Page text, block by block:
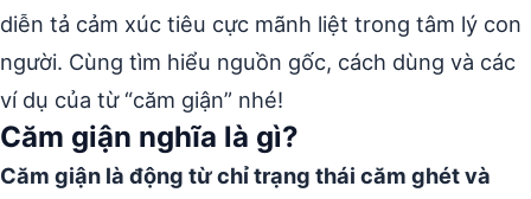
diễn tả cảm xúc tiêu cực mãnh liệt trong tâm lý con
người. Cùng tìm hiểu nguồn gốc, cách dùng và các
ví dụ của từ “căm giận” nhé!
Căm giận nghĩa là gì?
Căm giận là động từ chỉ trạng thái căm ghét và